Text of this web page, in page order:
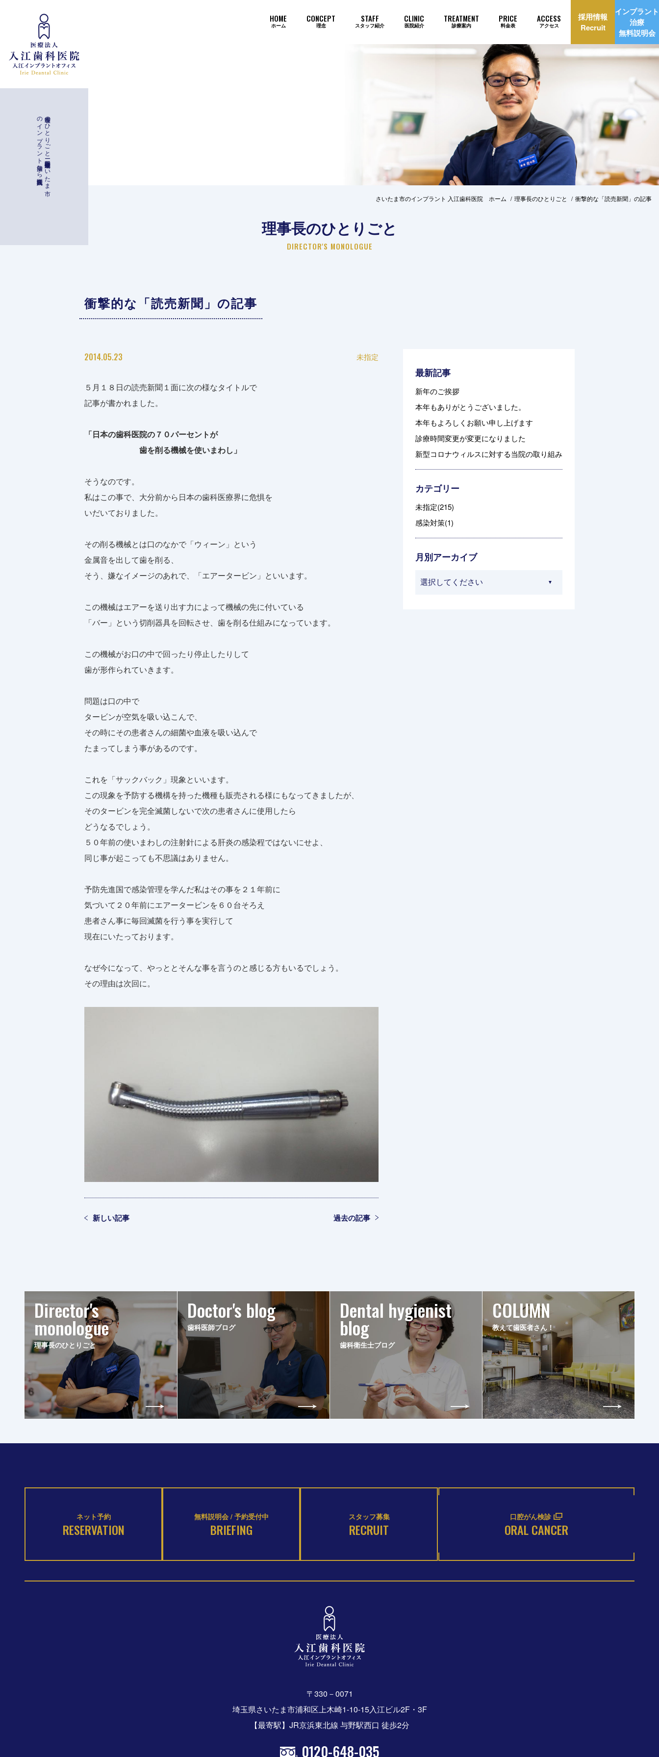
理事長の
ひ
と
り
ご
と
ー
与野駅徒歩二分
埼玉県さ
い
た
ま
市
の
イ
ン
プ
ラ
ン
ト
治療な
ら
入江歯科医院
HOME
ホーム
CONCEPT
理念
STAFF
スタッフ紹介
CLINIC
医院紹介
TREATMENT
診療案内
インプラント治療自動見積もり
PRICE
料金表
ACCESS
アクセス
採用情報
Recruit
インプラント
治療
無料説明会
さいたま市のインプラント 入江歯科医院 ホーム 理事長のひとりごと 衝撃的な「読売新聞」の記事
理事長のひとりごと
DIRECTOR'S MONOLOGUE
衝撃的な「読売新聞」の記事
2014.05.23 未指定
５月１８日の読売新聞１面に次の様なタイトルで
記事が書かれました。
「日本の歯科医院の７０パーセントが
歯を削る機械を使いまわし」
そうなのです。
私はこの事で、大分前から日本の歯科医療界に危惧を
いだいておりました。
その削る機械とは口のなかで「ウィーン」という
金属音を出して歯を削る、
そう、嫌なイメージのあれで、「エアータービン」といいます。
この機械はエアーを送り出す力によって機械の先に付いている
「バー」という切削器具を回転させ、歯を削る仕組みになっています。
この機械がお口の中で回ったり停止したりして
歯が形作られていきます。
問題は口の中で
タービンが空気を吸い込こんで、
その時にその患者さんの細菌や血液を吸い込んで
たまってしまう事があるのです。
これを「サックバック」現象といいます。
この現象を予防する機構を持った機種も販売される様にもなってきましたが、
そのタービンを完全滅菌しないで次の患者さんに使用したら
どうなるでしょう。
５０年前の使いまわしの注射針による肝炎の感染程ではないにせよ、
同じ事が起こっても不思議はありません。
予防先進国で感染管理を学んだ私はその事を２１年前に
気づいて２０年前にエアータービンを６０台そろえ
患者さん事に毎回滅菌を行う事を実行して
現在にいたっております。
なぜ今になって、やっととそんな事を言うのと感じる方もいるでしょう。
その理由は次回に。
新しい記事 過去の記事
最新記事
新年のご挨拶
本年もありがとうございました。
本年もよろしくお願い申し上げます
診療時間変更が変更になりました
新型コロナウィルスに対する当院の取り組み
カテゴリー
未指定(215)
感染対策(1)
月別アーカイブ
Director's
monologue
理事長のひとりごと
Doctor's blog
歯科医師ブログ
Dental hygienist
blog
歯科衛生士ブログ
COLUMN
教えて歯医者さん！
ネット予約
RESERVATION
無料説明会 / 予約受付中
BRIEFING
スタッフ募集
RECRUIT
口腔がん検診
ORAL CANCER
〒330－0071
埼玉県さいたま市浦和区上木崎1-10-15入江ビル2F・3F
【最寄駅】JR京浜東北線 与野駅西口 徒歩2分
0120-648-035